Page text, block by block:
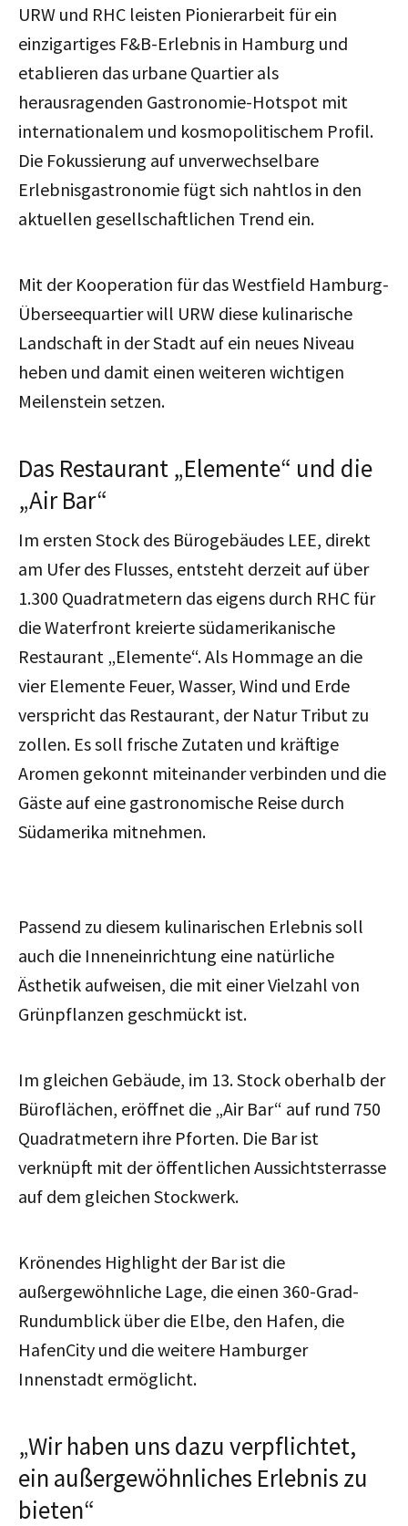
URW und RHC leisten Pionierarbeit für ein
einzigartiges F&B-Erlebnis in Hamburg und
etablieren das urbane Quartier als
herausragenden Gastronomie-Hotspot mit
internationalem und kosmopolitischem Profil.
Die Fokussierung auf unverwechselbare
Erlebnisgastronomie fügt sich nahtlos in den
aktuellen gesellschaftlichen Trend ein.
Mit der Kooperation für das Westfield Hamburg-
Überseequartier will URW diese kulinarische
Landschaft in der Stadt auf ein neues Niveau
heben und damit einen weiteren wichtigen
Meilenstein setzen.
Das Restaurant „Elemente“ und die
„Air Bar“
Im ersten Stock des Bürogebäudes LEE, direkt
am Ufer des Flusses, entsteht derzeit auf über
1.300 Quadratmetern das eigens durch RHC für
die Waterfront kreierte südamerikanische
Restaurant „Elemente“. Als Hommage an die
vier Elemente Feuer, Wasser, Wind und Erde
verspricht das Restaurant, der Natur Tribut zu
zollen. Es soll frische Zutaten und kräftige
Aromen gekonnt miteinander verbinden und die
Gäste auf eine gastronomische Reise durch
Südamerika mitnehmen.
Passend zu diesem kulinarischen Erlebnis soll
auch die Inneneinrichtung eine natürliche
Ästhetik aufweisen, die mit einer Vielzahl von
Grünpflanzen geschmückt ist.
Im gleichen Gebäude, im 13. Stock oberhalb der
Büroflächen, eröffnet die „Air Bar“ auf rund 750
Quadratmetern ihre Pforten. Die Bar ist
verknüpft mit der öffentlichen Aussichtsterrasse
auf dem gleichen Stockwerk.
Krönendes Highlight der Bar ist die
außergewöhnliche Lage, die einen 360-Grad-
Rundumblick über die Elbe, den Hafen, die
HafenCity und die weitere Hamburger
Innenstadt ermöglicht.
„Wir haben uns dazu verpflichtet,
ein außergewöhnliches Erlebnis zu
bieten“